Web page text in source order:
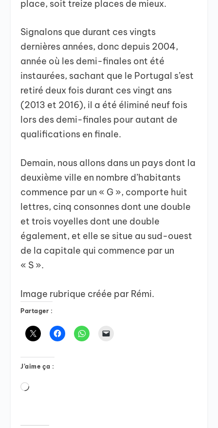
place, soit treize places de mieux.
Signalons que durant ces vingts
dernières années, donc depuis 2004,
année où les demi-finales ont été
instaurées, sachant que le Portugal s’est
retiré deux fois durant ces vingt ans
(2013 et 2016), il a été éliminé neuf fois
lors des demi-finales pour autant de
qualifications en finale.
Demain, nous allons dans un pays dont la
deuxième ville en nombre d’habitants
commence par un « G », comporte huit
lettres, cinq consonnes dont une double
et trois voyelles dont une double
également, et elle se situe au sud-ouest
de la capitale qui commence par un
« S ».
Image rubrique créée par Rémi.
Partager :
J’aime ça :
Chargement…